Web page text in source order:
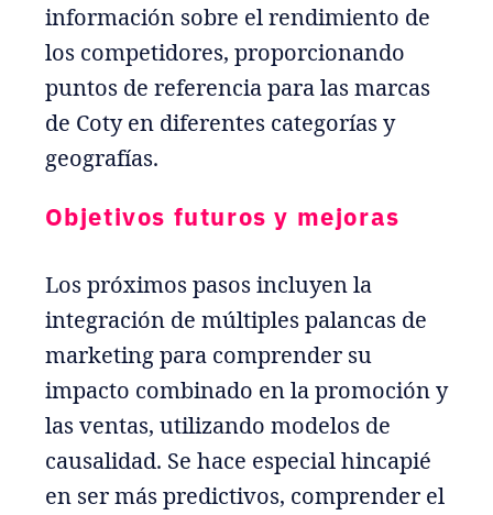
información sobre el rendimiento de
los competidores, proporcionando
puntos de referencia para las marcas
de Coty en diferentes categorías y
geografías.
Objetivos futuros y mejoras
Los próximos pasos incluyen la
integración de múltiples palancas de
marketing para comprender su
impacto combinado en la promoción y
las ventas, utilizando modelos de
causalidad. Se hace especial hincapié
en ser más predictivos, comprender el